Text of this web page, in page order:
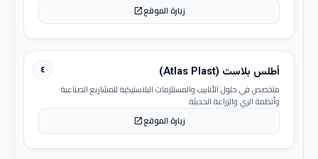
زيارة الموقعopen_in_new
٤ أطلس بلاست (Atlas Plast)
متخصص في حلول الأنابيب والمستلزمات البلاستيكية للمشاريع الصناعية
وأنظمة الري والزراعة الحديثة.
زيارة الموقعopen_in_new